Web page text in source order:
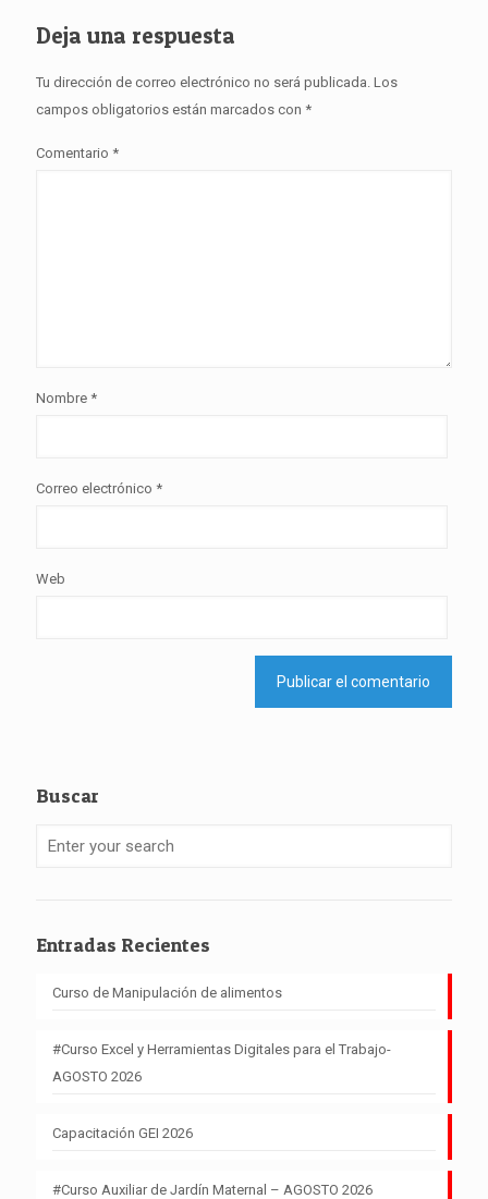
Deja una respuesta
Tu dirección de correo electrónico no será publicada. Los
campos obligatorios están marcados con *
Comentario *
Nombre *
Correo electrónico *
Web
Buscar
Entradas Recientes
Curso de Manipulación de alimentos
#Curso Excel y Herramientas Digitales para el Trabajo-
AGOSTO 2026
Capacitación GEI 2026
#Curso Auxiliar de Jardín Maternal – AGOSTO 2026